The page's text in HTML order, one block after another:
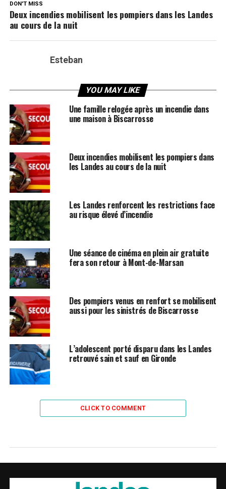
DON'T MISS
Deux incendies mobilisent les pompiers dans les Landes
au cours de la nuit
Esteban
YOU MAY LIKE
Une famille relogée après un incendie dans
une maison à Biscarrosse
Deux incendies mobilisent les pompiers dans
les Landes au cours de la nuit
Les Landes renforcent les restrictions face
au risque élevé d’incendie
Une séance de cinéma en plein air gratuite
fera son retour à Mont-de-Marsan
Des pompiers venus en renfort se mobilisent
aussi pour les sinistrés de Biscarrosse
L’adolescent porté disparu dans les Landes
retrouvé sain et sauf en Gironde
CLICK TO COMMENT